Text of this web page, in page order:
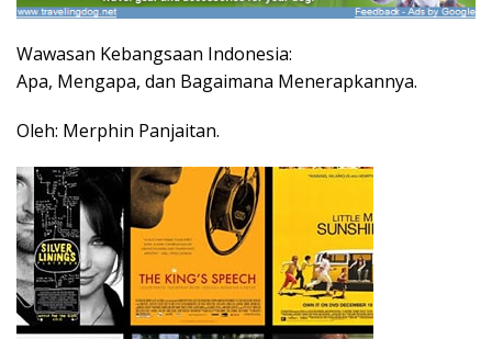
Wawasan Kebangsaan Indonesia:
Apa, Mengapa, dan Bagaimana Menerapkannya.
Oleh: Merphin Panjaitan.